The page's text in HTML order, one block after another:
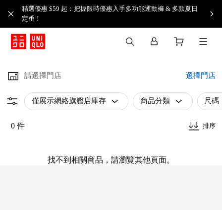
精選優惠 $59 起：把握限時優惠入手多功能運動褲 & 多款夏日
定番！​
請選擇門店 選擇門店
僅展示網絡旗艦店庫存 商品分類 尺碼
0 件 排序
找不到相關商品，請瀏覽其他頁面。